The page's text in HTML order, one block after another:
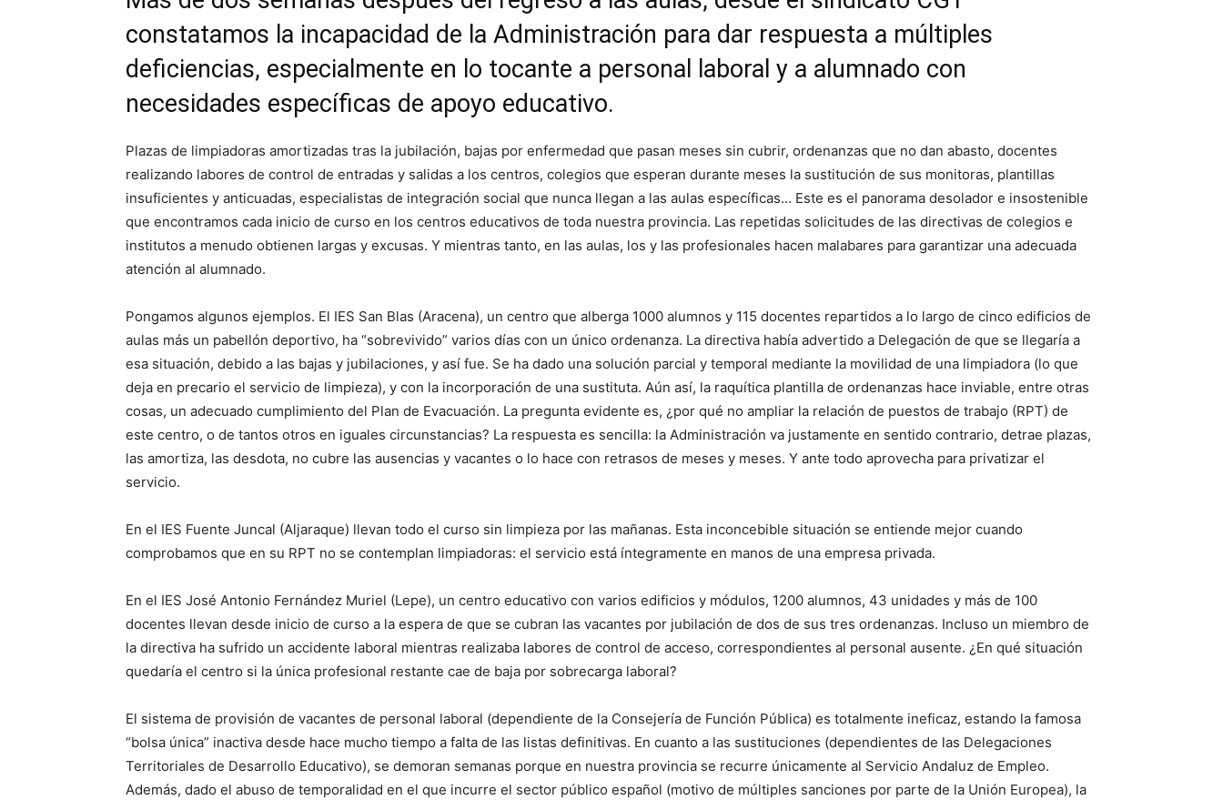
constatamos la incapacidad de la Administración para dar respuesta a múltiples
deficiencias, especialmente en lo tocante a personal laboral y a alumnado con
necesidades específicas de apoyo educativo.
Plazas de limpiadoras amortizadas tras la jubilación, bajas por enfermedad que pasan meses sin cubrir, ordenanzas que no dan abasto, docentes
realizando labores de control de entradas y salidas a los centros, colegios que esperan durante meses la sustitución de sus monitoras, plantillas
insuficientes y anticuadas, especialistas de integración social que nunca llegan a las aulas específicas… Este es el panorama desolador e insostenible
que encontramos cada inicio de curso en los centros educativos de toda nuestra provincia. Las repetidas solicitudes de las directivas de colegios e
institutos a menudo obtienen largas y excusas. Y mientras tanto, en las aulas, los y las profesionales hacen malabares para garantizar una adecuada
atención al alumnado.
Pongamos algunos ejemplos. El IES San Blas (Aracena), un centro que alberga 1000 alumnos y 115 docentes repartidos a lo largo de cinco edificios de
aulas más un pabellón deportivo, ha “sobrevivido” varios días con un único ordenanza. La directiva había advertido a Delegación de que se llegaría a
esa situación, debido a las bajas y jubilaciones, y así fue. Se ha dado una solución parcial y temporal mediante la movilidad de una limpiadora (lo que
deja en precario el servicio de limpieza), y con la incorporación de una sustituta. Aún así, la raquítica plantilla de ordenanzas hace inviable, entre otras
cosas, un adecuado cumplimiento del Plan de Evacuación. La pregunta evidente es, ¿por qué no ampliar la relación de puestos de trabajo (RPT) de
este centro, o de tantos otros en iguales circunstancias? La respuesta es sencilla: la Administración va justamente en sentido contrario, detrae plazas,
las amortiza, las desdota, no cubre las ausencias y vacantes o lo hace con retrasos de meses y meses. Y ante todo aprovecha para privatizar el
servicio.
En el IES Fuente Juncal (Aljaraque) llevan todo el curso sin limpieza por las mañanas. Esta inconcebible situación se entiende mejor cuando
comprobamos que en su RPT no se contemplan limpiadoras: el servicio está íntegramente en manos de una empresa privada.
En el IES José Antonio Fernández Muriel (Lepe), un centro educativo con varios edificios y módulos, 1200 alumnos, 43 unidades y más de 100
docentes llevan desde inicio de curso a la espera de que se cubran las vacantes por jubilación de dos de sus tres ordenanzas. Incluso un miembro de
la directiva ha sufrido un accidente laboral mientras realizaba labores de control de acceso, correspondientes al personal ausente. ¿En qué situación
quedaría el centro si la única profesional restante cae de baja por sobrecarga laboral?
El sistema de provisión de vacantes de personal laboral (dependiente de la Consejería de Función Pública) es totalmente ineficaz, estando la famosa
“bolsa única” inactiva desde hace mucho tiempo a falta de las listas definitivas. En cuanto a las sustituciones (dependientes de las Delegaciones
Territoriales de Desarrollo Educativo), se demoran semanas porque en nuestra provincia se recurre únicamente al Servicio Andaluz de Empleo.
Además, dado el abuso de temporalidad en el que incurre el sector público español (motivo de múltiples sanciones por parte de la Unión Europea), la